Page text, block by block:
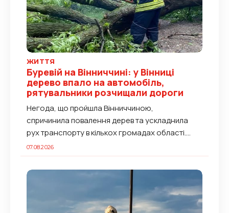
ЖИТТЯ
Буревій на Вінниччині: у Вінниці
дерево впало на автомобіль,
рятувальники розчищали дороги
Негода, що пройшла Вінниччиною,
спричинила повалення дерев та ускладнила
рух транспорту в кількох громадах області.
Протягом доби підрозділи ДСНС чотири рази
залучалися до ліквідації...
07.08.2026